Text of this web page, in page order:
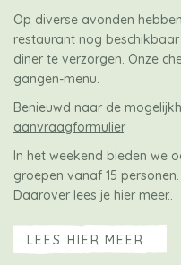
Op diverse avonden
restaurant nog
diner te verzorgen. Onze
gangen-menu.
Benieuwd naar de
aanvraagformulier.
In het weekend bieden we
groepen vanaf 15 personen.
Daarover lees je hier meer..
LEES HIER MEER..